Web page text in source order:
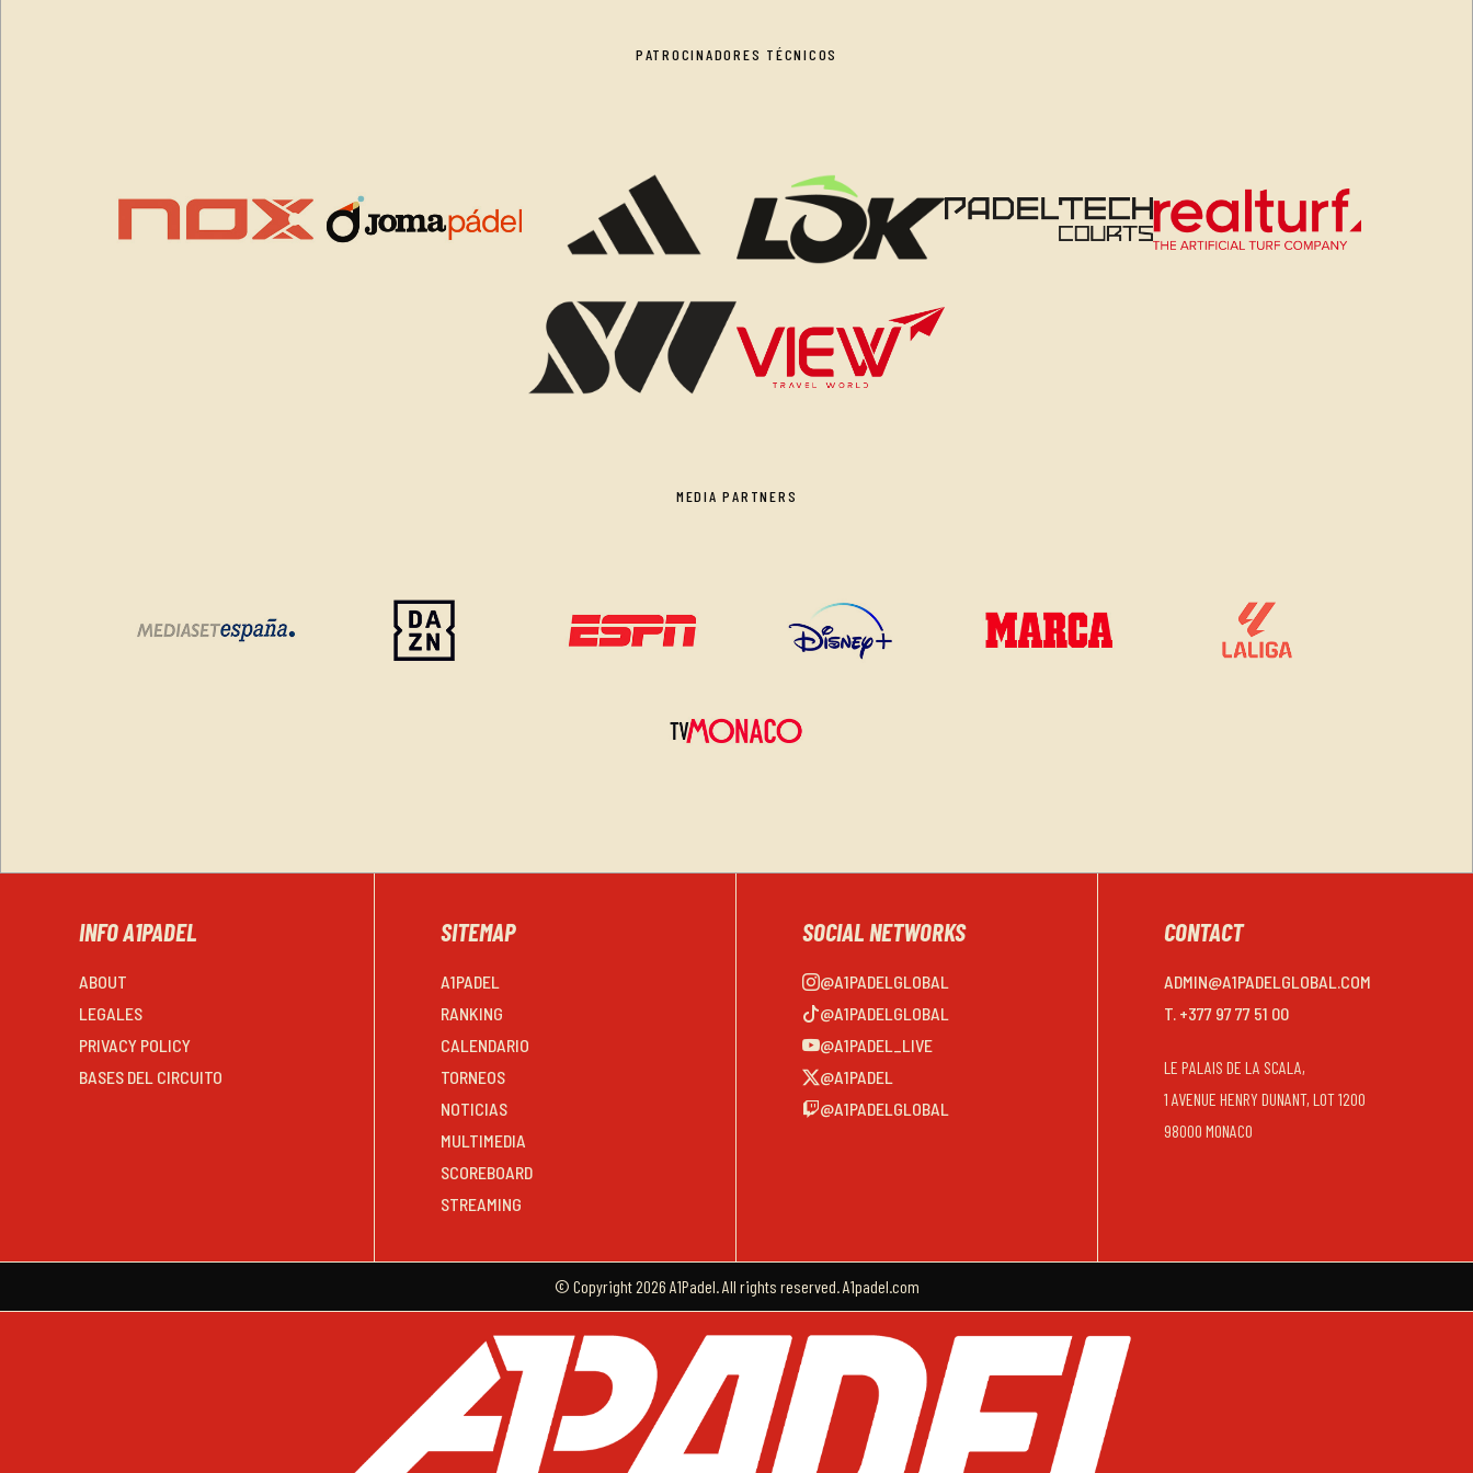
PATROCINADORES TÉCNICOS
MEDIA PARTNERS
INFO A1PADEL
ABOUT
LEGALES
PRIVACY POLICY
BASES DEL CIRCUITO
SITEMAP
A1PADEL
RANKING
CALENDARIO
TORNEOS
NOTICIAS
MULTIMEDIA
SCOREBOARD
STREAMING
SOCIAL NETWORKS
@A1PADELGLOBAL
@A1PADELGLOBAL
@A1PADEL_LIVE
@A1PADEL
@A1PADELGLOBAL
CONTACT
ADMIN@A1PADELGLOBAL.COM
T. +377 97 77 51 00
LE PALAIS DE LA SCALA,
1 AVENUE HENRY DUNANT, LOT 1200
98000 MONACO
© Copyright 2026 A1Padel. All rights reserved. A1padel.com